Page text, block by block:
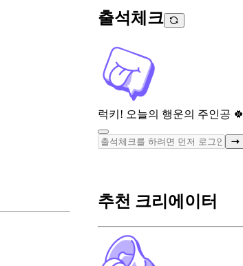
출석체크
럭키! 오늘의 행운의 주인공 🍀
추천 크리에이터